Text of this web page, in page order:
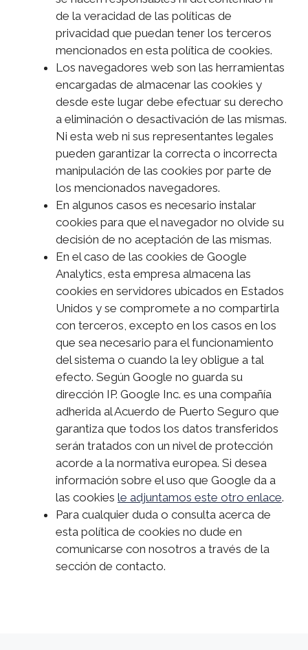
de la veracidad de las políticas de
privacidad que puedan tener los terceros
mencionados en esta política de cookies.
Los navegadores web son las herramientas
encargadas de almacenar las cookies y
desde este lugar debe efectuar su derecho
a eliminación o desactivación de las mismas.
Ni esta web ni sus representantes legales
pueden garantizar la correcta o incorrecta
manipulación de las cookies por parte de
los mencionados navegadores.
En algunos casos es necesario instalar
cookies para que el navegador no olvide su
decisión de no aceptación de las mismas.
En el caso de las cookies de Google
Analytics, esta empresa almacena las
cookies en servidores ubicados en Estados
Unidos y se compromete a no compartirla
con terceros, excepto en los casos en los
que sea necesario para el funcionamiento
del sistema o cuando la ley obligue a tal
efecto. Según Google no guarda su
dirección IP. Google Inc. es una compañía
adherida al Acuerdo de Puerto Seguro que
garantiza que todos los datos transferidos
serán tratados con un nivel de protección
acorde a la normativa europea. Si desea
información sobre el uso que Google da a
las cookies le adjuntamos este otro enlace.
Para cualquier duda o consulta acerca de
esta política de cookies no dude en
comunicarse con nosotros a través de la
sección de contacto.